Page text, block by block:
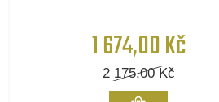
1 674,00 Kč
2 175,00Kč